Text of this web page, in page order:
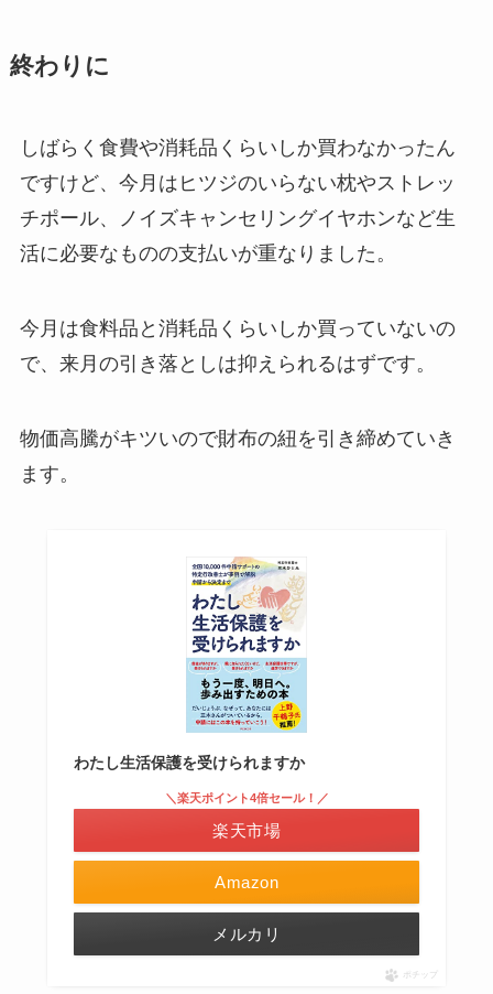
終わりに
しばらく食費や消耗品くらいしか買わなかったん
ですけど、今月はヒツジのいらない枕やストレッ
チポール、ノイズキャンセリングイヤホンなど生
活に必要なものの支払いが重なりました。
今月は食料品と消耗品くらいしか買っていないの
で、来月の引き落としは抑えられるはずです。
物価高騰がキツいので財布の紐を引き締めていき
ます。
わたし生活保護を受けられますか
Amazon
＼楽天ポイント4倍セール！／
楽天市場
メルカリ
ポチップ